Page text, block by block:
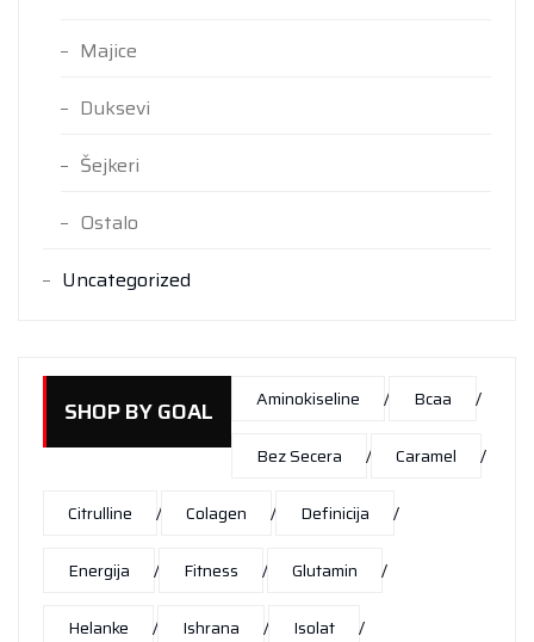
Majice
Duksevi
Šejkeri
Ostalo
Uncategorized
SHOP BY GOAL Aminokiseline Bcaa
Bez Secera Caramel
Citrulline Colagen Definicija
Energija Fitness Glutamin
Helanke Ishrana Isolat